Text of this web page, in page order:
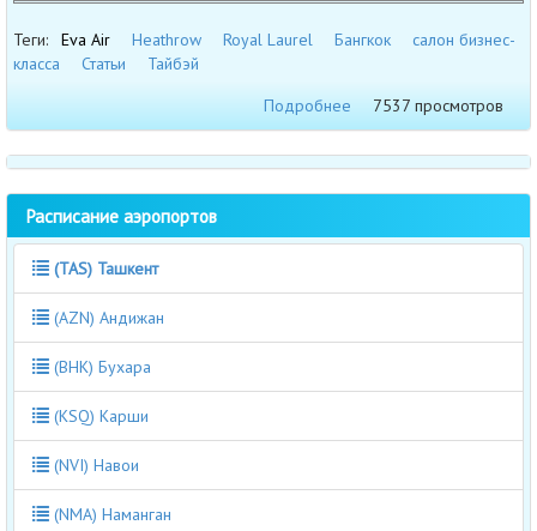
Теги: Eva Air Heathrow Royal Laurel Бангкок
салон бизнес-
класса
Статьи
Тайбэй
Подробнее
7537 просмотров
Расписание аэропортов
(TAS) Ташкент
(AZN) Андижан
(BHK) Бухара
(KSQ) Карши
(NVI) Навои
(NMA) Наманган